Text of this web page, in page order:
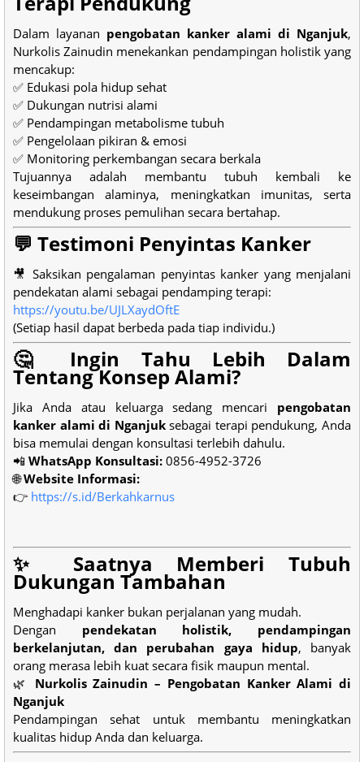
Dalam layanan pengobatan kanker alami di Nganjuk,
Nurkolis Zainudin menekankan pendampingan holistik yang
mencakup:
✅ Edukasi pola hidup sehat
✅ Dukungan nutrisi alami
✅ Pendampingan metabolisme tubuh
✅ Pengelolaan pikiran & emosi
✅ Monitoring perkembangan secara berkala
Tujuannya adalah membantu tubuh kembali ke
keseimbangan alaminya, meningkatkan imunitas, serta
mendukung proses pemulihan secara bertahap.
💬 Testimoni Penyintas Kanker
🎥 Saksikan pengalaman penyintas kanker yang menjalani
pendekatan alami sebagai pendamping terapi:
https://youtu.be/UJLXaydOftE
(Setiap hasil dapat berbeda pada tiap individu.)
🤔 Ingin Tahu Lebih Dalam
Tentang Konsep Alami?
Jika Anda atau keluarga sedang mencari pengobatan
kanker alami di Nganjuksebagai terapi pendukung, Anda
bisa memulai dengan konsultasi terlebih dahulu.
📲 WhatsApp Konsultasi: 0856-4952-3726
🌐Website Informasi:
👉 https://s.id/Berkahkarnus
✨ Saatnya Memberi Tubuh
Dukungan Tambahan
Menghadapi kanker bukan perjalanan yang mudah.
Dengan pendekatan holistik, pendampingan
berkelanjutan, dan perubahan gaya hidup, banyak
orang merasa lebih kuat secara fisik maupun mental.
🌿 Nurkolis Zainudin – Pengobatan Kanker Alami di
Nganjuk
Pendampingan sehat untuk membantu meningkatkan
kualitas hidup Anda dan keluarga.